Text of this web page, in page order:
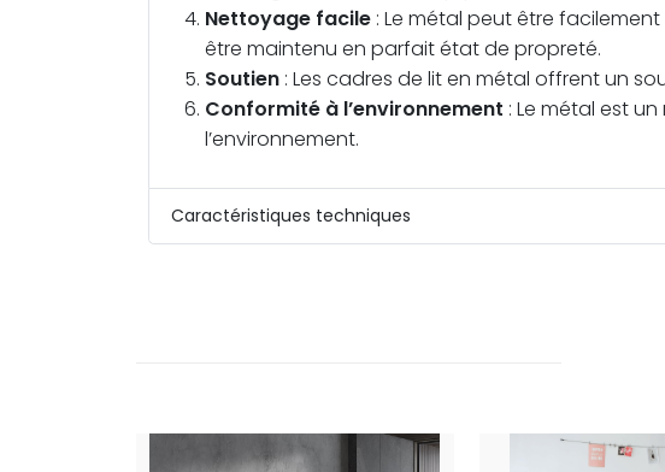
Nettoyage facile: Le métal peut être
être maintenu en parfait état de propreté.
Soutien: Les cadres de lit en métal offrent un
Conformité à l’environnement : Le métal est
l’environnement.
Caractéristiques techniques